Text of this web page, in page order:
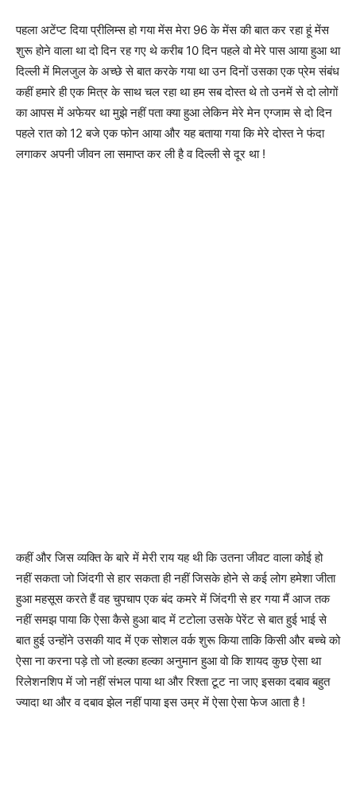
पहला अटेंप्ट दिया प्रीलिम्स हो गया मेंस मेरा 96 के मेंस की बात कर रहा हूं मेंस
शुरू होने वाला था दो दिन रह गए थे करीब 10 दिन पहले वो मेरे पास आया हुआ था
दिल्ली में मिलजुल के अच्छे से बात करके गया था उन दिनों उसका एक प्रेम संबंध
कहीं हमारे ही एक मित्र के साथ चल रहा था हम सब दोस्त थे तो उनमें से दो लोगों
का आपस में अफेयर था मुझे नहीं पता क्या हुआ लेकिन मेरे मेन एग्जाम से दो दिन
पहले रात को 12 बजे एक फोन आया और यह बताया गया कि मेरे दोस्त ने फंदा
लगाकर अपनी जीवन ला समाप्त कर ली है व दिल्ली से दूर था !
कहीं और जिस व्यक्ति के बारे में मेरी राय यह थी कि उतना जीवट वाला कोई हो
नहीं सकता जो जिंदगी से हार सकता ही नहीं जिसके होने से कई लोग हमेशा जीता
हुआ महसूस करते हैं वह चुपचाप एक बंद कमरे में जिंदगी से हर गया मैं आज तक
नहीं समझ पाया कि ऐसा कैसे हुआ बाद में टटोला उसके पेरेंट से बात हुई भाई से
बात हुई उन्होंने उसकी याद में एक सोशल वर्क शुरू किया ताकि किसी और बच्चे को
ऐसा ना करना पड़े तो जो हल्का हल्का अनुमान हुआ वो कि शायद कुछ ऐसा था
रिलेशनशिप में जो नहीं संभल पाया था और रिश्ता टूट ना जाए इसका दबाव बहुत
ज्यादा था और व दबाव झेल नहीं पाया इस उम्र में ऐसा ऐसा फेज आता है !